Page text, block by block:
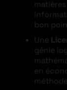
bon
Une
génie
en